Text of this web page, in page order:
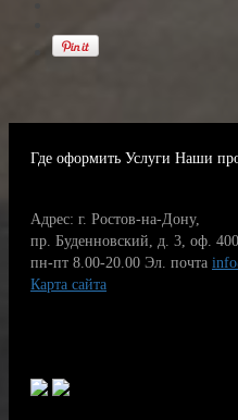
Где оформить Услуги Наши
Адрес: г. Ростов-на-Дону,
пр. Буденновский, д. 3, оф. 400,
пн-пт 8.00-20.00 Эл. почта
Карта сайта